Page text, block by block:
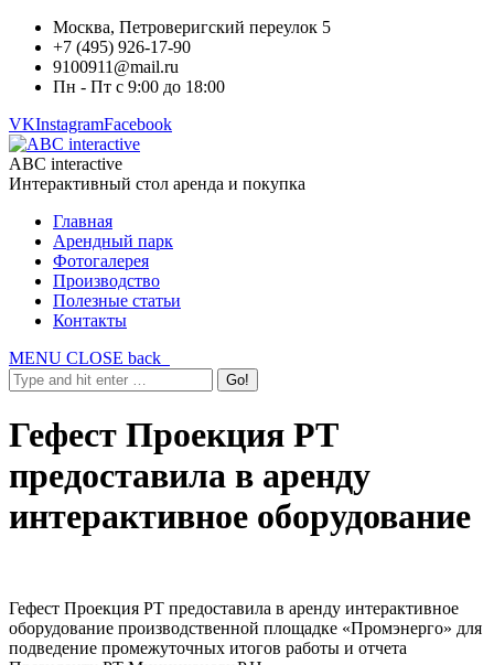
Москва, Петроверигский переулок 5
+7 (495) 926-17-90
9100911@mail.ru
Пн - Пт с 9:00 до 18:00
VKInstagramFacebook
ABC interactive
Интерактивный стол аренда и покупка
Главная
Арендный парк
Фотогалерея
Производство
Полезные статьи
Контакты
MENU CLOSE back
Гефест Проекция РТ
предоставила в аренду
интерактивное оборудование
Гефест Проекция РТ предоставила в аренду интерактивное
оборудование производственной площадке «Промэнерго» для
подведение промежуточных итогов работы и отчета